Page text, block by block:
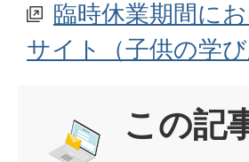
臨時休業期間に
サイト（子供の学び
この記